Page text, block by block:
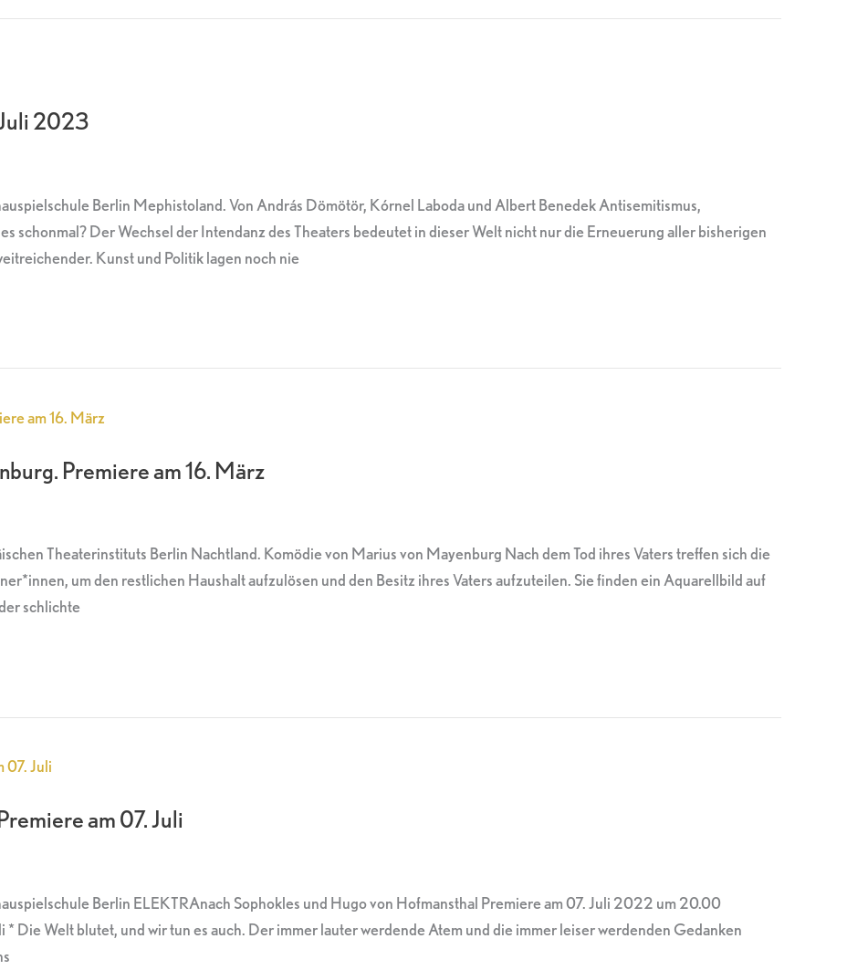
2023
Berlin Mephistoland. Von András Dömötör, Kórnel Laboda und Albert Benedek Antisemitismus,
schonmal? Der Wechsel der Intendanz des Theaters bedeutet in dieser Welt nicht nur die Erneuerung aller bisherigen
Kunst und Politik lagen noch nie
Premiere am 16. März
Theaterinstituts Berlin Nachtland. Komödie von Marius von Mayenburg Nach dem Tod ihres Vaters treffen sich die
um den restlichen Haushalt aufzulösen und den Besitz ihres Vaters aufzuteilen. Sie finden ein Aquarellbild auf
schlichte
am 07. Juli
Berlin ELEKTRAnach Sophokles und Hugo von Hofmansthal Premiere am 07. Juli 2022 um 20.00
Die Welt blutet, und wir tun es auch. Der immer lauter werdende Atem und die immer leiser werdenden Gedanken